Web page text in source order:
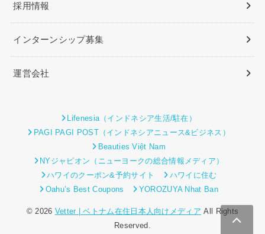
採用情報
インターンシップ募集
運営会社
Lifenesia（インドネシア生活/駐在）
PAGI PAGI POST（インドネシアニュース&ビジネス）
Beauties Việt Nam
NYジャピオン（ニューヨークの総合情報メディア）
ハワイのクーポン&予約サイト
ハワイに住む
Oahu’s Best Coupons
YOROZUYA Nhat Ban
© 2026 Vetter | ベトナム在住日本人向けメディア All Rights
Reserved.